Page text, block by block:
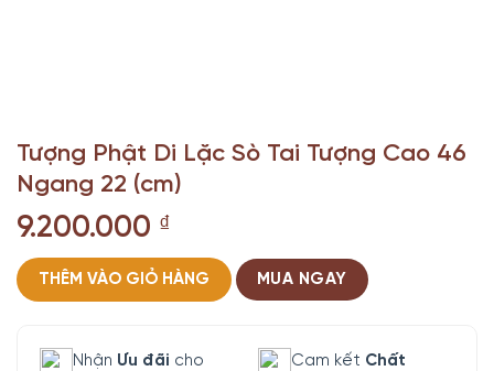
Tượng Phật Di Lặc Sò Tai Tượng Cao 46
Ngang 22 (cm)
9.200.000 ₫
THÊM VÀO GIỎ HÀNG MUA NGAY
Nhận Ưu đãi cho
Cam kết Chất